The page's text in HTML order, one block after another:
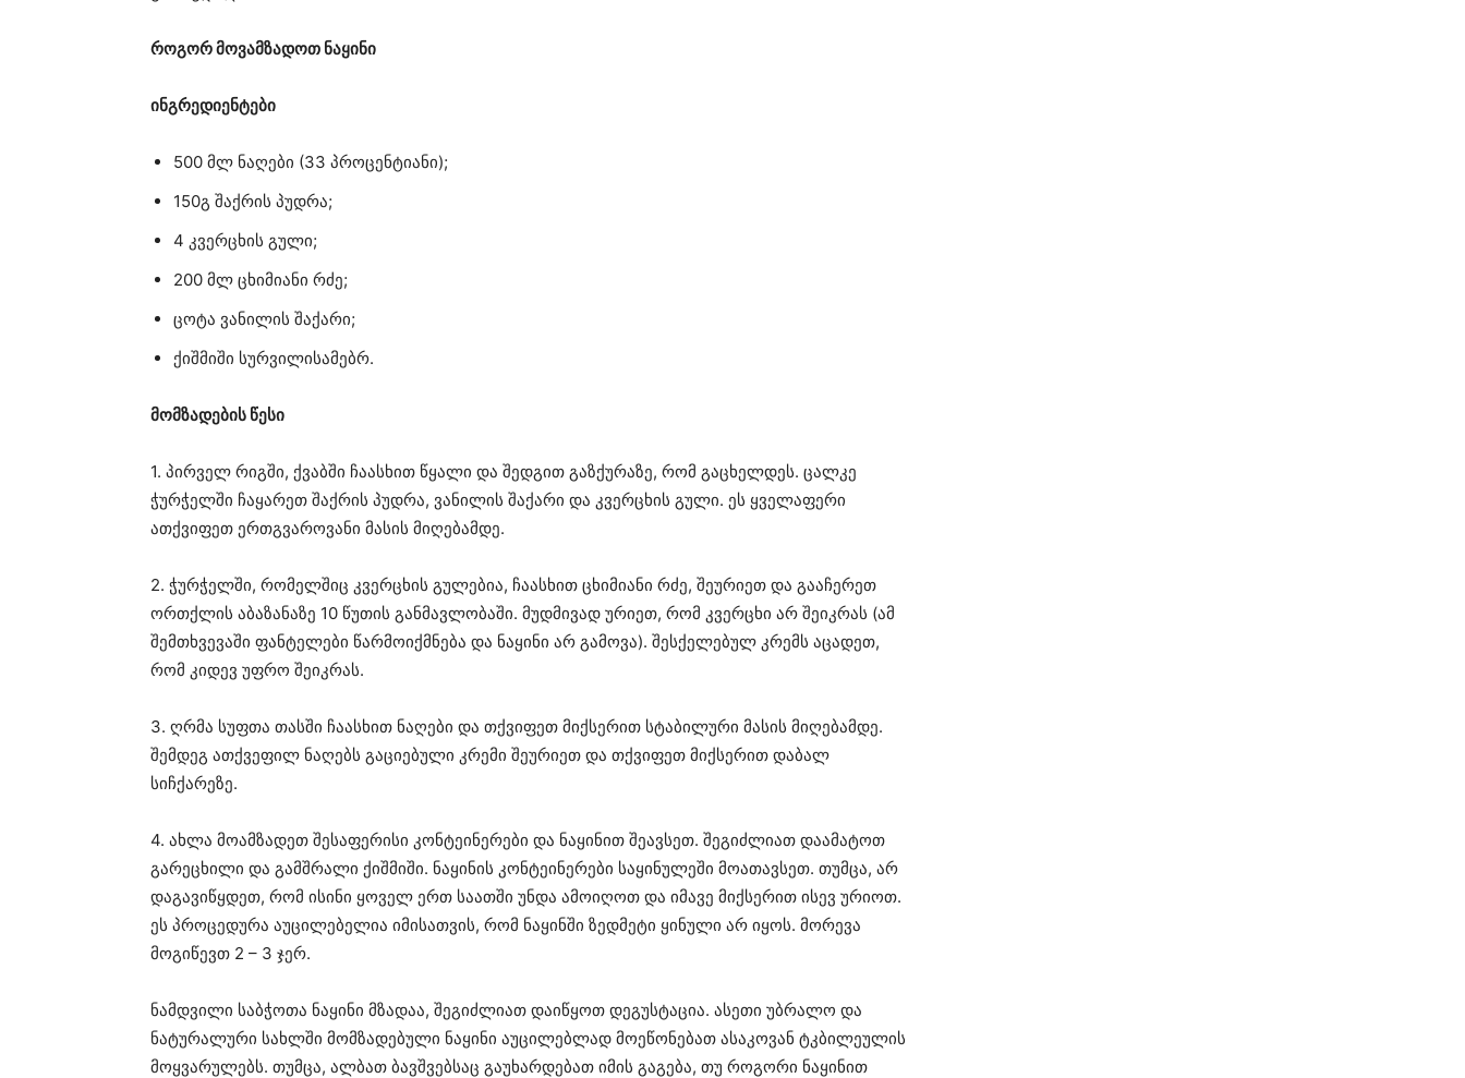
როგორ მოვამზადოთ ნაყინი
ინგრედიენტები
500 მლ ნაღები (33 პროცენტიანი);
150გ შაქრის პუდრა;
4 კვერცხის გული;
200 მლ ცხიმიანი რძე;
ცოტა ვანილის შაქარი;
ქიშმიში სურვილისამებრ.
მომზადების წესი
1. პირველ რიგში, ქვაბში ჩაასხით წყალი და შედგით გაზქურაზე, რომ გაცხელდეს. ცალკე
ჭურჭელში ჩაყარეთ შაქრის პუდრა, ვანილის შაქარი და კვერცხის გული. ეს ყველაფერი
ათქვიფეთ ერთგვაროვანი მასის მიღებამდე.
2. ჭურჭელში, რომელშიც კვერცხის გულებია, ჩაასხით ცხიმიანი რძე, შეურიეთ და გააჩერეთ
ორთქლის აბაზანაზე 10 წუთის განმავლობაში. მუდმივად ურიეთ, რომ კვერცხი არ შეიკრას (ამ
შემთხვევაში ფანტელები წარმოიქმნება და ნაყინი არ გამოვა). შესქელებულ კრემს აცადეთ,
რომ კიდევ უფრო შეიკრას.
3. ღრმა სუფთა თასში ჩაასხით ნაღები და თქვიფეთ მიქსერით სტაბილური მასის მიღებამდე.
შემდეგ ათქვეფილ ნაღებს გაციებული კრემი შეურიეთ და თქვიფეთ მიქსერით დაბალ
სიჩქარეზე.
4. ახლა მოამზადეთ შესაფერისი კონტეინერები და ნაყინით შეავსეთ. შეგიძლიათ დაამატოთ
გარეცხილი და გამშრალი ქიშმიში. ნაყინის კონტეინერები საყინულეში მოათავსეთ. თუმცა, არ
დაგავიწყდეთ, რომ ისინი ყოველ ერთ საათში უნდა ამოიღოთ და იმავე მიქსერით ისევ ურიოთ.
ეს პროცედურა აუცილებელია იმისათვის, რომ ნაყინში ზედმეტი ყინული არ იყოს. მორევა
მოგიწევთ 2 – 3 ჯერ.
ნამდვილი საბჭოთა ნაყინი მზადაა, შეგიძლიათ დაიწყოთ დეგუსტაცია. ასეთი უბრალო და
ნატურალური სახლში მომზადებული ნაყინი აუცილებლად მოეწონებათ ასაკოვან ტკბილეულის
მოყვარულებს. თუმცა, ალბათ ბავშვებსაც გაუხარდებათ იმის გაგება, თუ როგორი ნაყინით